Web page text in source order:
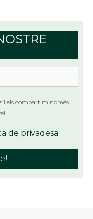
i els compartim només
de privadesa